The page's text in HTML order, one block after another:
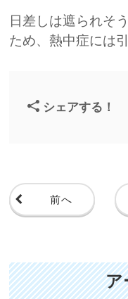
日差しは遮られそ
ため、熱中症には
シェアする！
前へ
ア